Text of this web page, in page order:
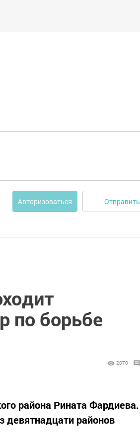
Авторизоваться Отправить
по борьбе
2070
района Рината Фардиева.
девятнадцати районов